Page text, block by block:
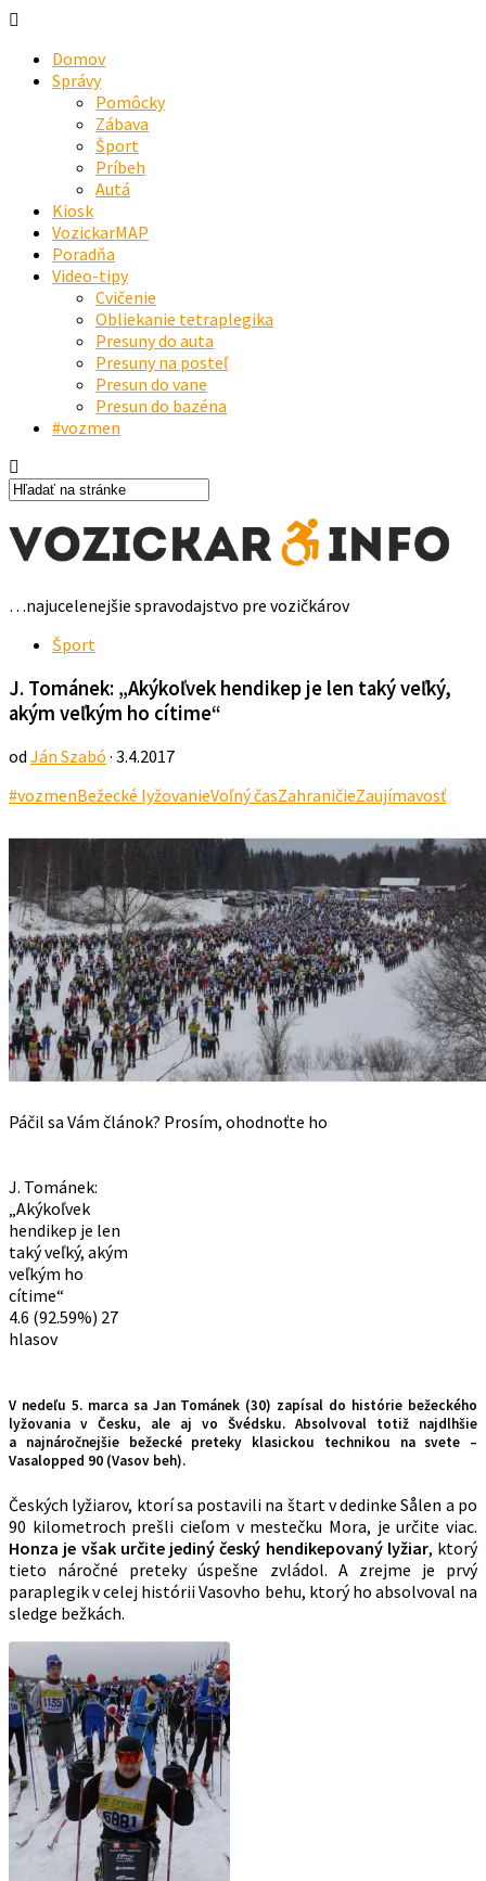
Domov
Správy
Pomôcky
Zábava
Šport
Príbeh
Autá
Kiosk
VozickarMAP
Poradňa
Video-tipy
Cvičenie
Obliekanie tetraplegika
Presuny do auta
Presuny na posteľ
Presun do vane
Presun do bazéna
#vozmen
…najucelenejšie spravodajstvo pre vozičkárov
Šport
J. Tománek: „Akýkoľvek hendikep je len taký veľký,
akým veľkým ho cítime“
od Ján Szabó · 3.4.2017
#vozmenBežecké lyžovanieVoľný časZahraničieZaujímavosť
Páčil sa Vám článok? Prosím, ohodnoťte ho
J. Tománek:
„Akýkoľvek
hendikep je len
taký veľký, akým
veľkým ho
cítime“
4.6 (92.59%) 27
hlasov
V nedeľu 5. marca sa Jan Tománek (30) zapísal do histórie bežeckého
lyžovania v Česku, ale aj vo Švédsku. Absolvoval totiž najdlhšie
a najnáročnejšie bežecké preteky klasickou technikou na svete –
Vasalopped 90 (Vasov beh).
Českých lyžiarov, ktorí sa postavili na štart v dedinke Sålen a po
90 kilometroch prešli cieľom v mestečku Mora, je určite viac.
Honza je však určite jediný český hendikepovaný lyžiar, ktorý
tieto náročné preteky úspešne zvládol. A zrejme je prvý
paraplegik v celej histórii Vasovho behu, ktorý ho absolvoval na
sledge bežkách.